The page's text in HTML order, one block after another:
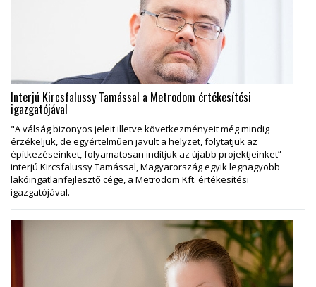
Interjú Kircsfalussy Tamással a Metrodom értékesítési
igazgatójával
"A válság bizonyos jeleit illetve következményeit még mindig
érzékeljük, de egyértelműen javult a helyzet, folytatjuk az
építkezéseinket, folyamatosan indítjuk az újabb projektjeinket”
interjú Kircsfalussy Tamással, Magyarország egyik legnagyobb
lakóingatlanfejlesztő cége, a Metrodom Kft. értékesítési
igazgatójával.